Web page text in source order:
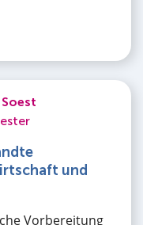
Soest
und
Vorbereitung